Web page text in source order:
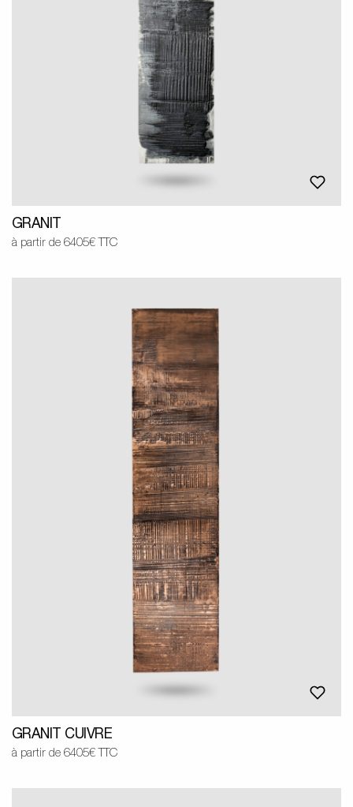
GRANIT
à partir de 6405€ TTC
GRANIT CUIVRE
à partir de 6405€ TTC